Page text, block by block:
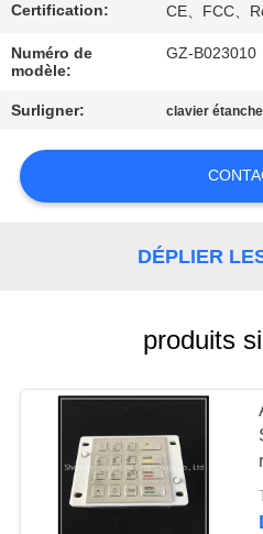
CONTACTEZ-
NOUS
DEMANDEZ
UNE
PRIVACY
POLICY
Certification: CE、FCC、
Numéro de
modèle:
GZ-B023010
Surligner: clavier étanche
DÉPLIER
produits